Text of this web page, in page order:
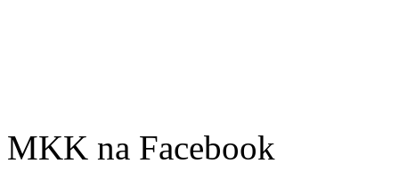
MKK na Facebook